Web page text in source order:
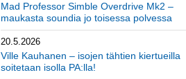
Mad Professor Simble Overdrive Mk2 –
maukasta soundia jo toisessa polvessa
20.5.2026
Ville Kauhanen – isojen tähtien kiertueilla
soitetaan isolla PA:lla!